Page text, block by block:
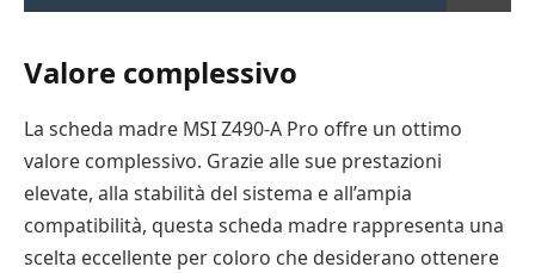
Valore complessivo
La scheda madre MSI Z490-A Pro offre un ottimo
valore complessivo. Grazie alle sue prestazioni
elevate, alla stabilità del sistema e all’ampia
compatibilità, questa scheda madre rappresenta una
scelta eccellente per coloro che desiderano ottenere